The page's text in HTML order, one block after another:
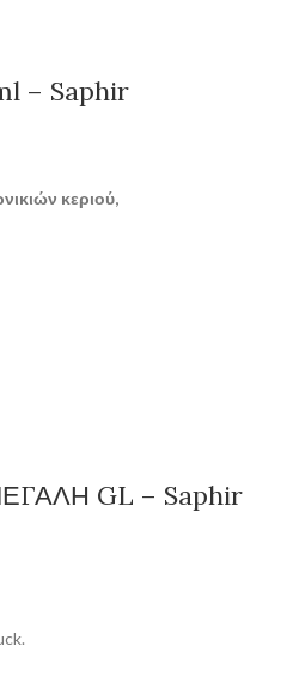
– Saphir
κεριού,
GL – Saphir